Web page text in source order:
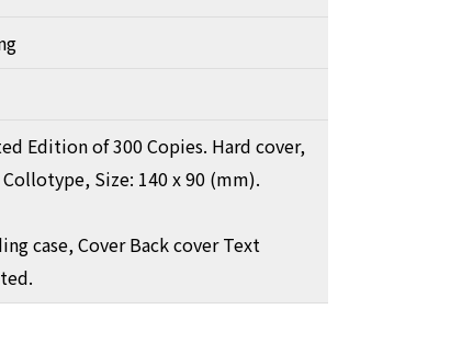
Edition of 300 Copies. Hard cover,
Size: 140 x 90 (mm).
case, Cover Back cover Text